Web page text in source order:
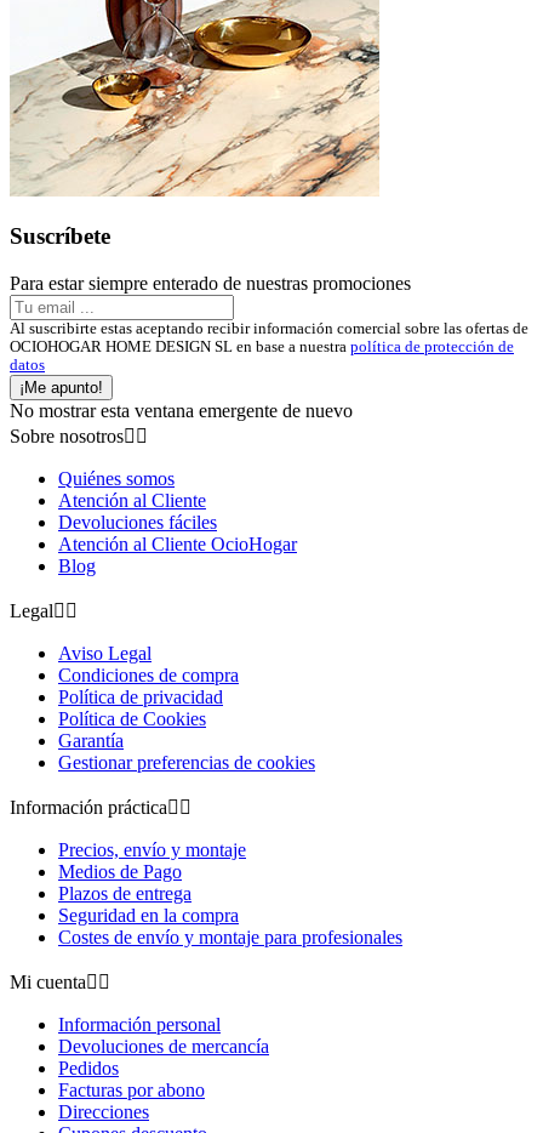
Suscríbete
Para estar siempre enterado de nuestras promociones
Al suscribirte estas aceptando recibir información comercial sobre las ofertas de
OCIOHOGAR HOME DESIGN SL en base a nuestra política de protección de
datos
¡Me apunto!
No mostrar esta ventana emergente de nuevo
Sobre nosotros 
Quiénes somos
Atención al Cliente
Devoluciones fáciles
Atención al Cliente OcioHogar
Blog
Legal 
Aviso Legal
Condiciones de compra
Política de privacidad
Política de Cookies
Garantía
Gestionar preferencias de cookies
Información práctica 
Precios, envío y montaje
Medios de Pago
Plazos de entrega
Seguridad en la compra
Costes de envío y montaje para profesionales
Mi cuenta 
Información personal
Devoluciones de mercancía
Pedidos
Facturas por abono
Direcciones